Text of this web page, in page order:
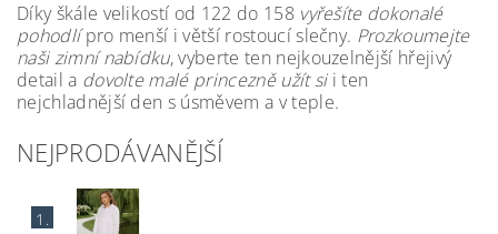
Díky škále velikostí od 122 do 158 vyřešíte dokonalé
pohodlípro menší i větší rostoucí slečny. Prozkoumejte
naši zimní nabídku, vyberte ten nejkouzelnější hřejivý
detail a dovolte malé princezně užít sii ten
nejchladnější den s úsměvem a v teple.
NEJPRODÁVANĚJŠÍ
1.